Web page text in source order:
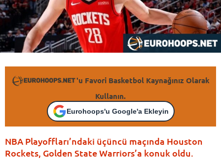
'u Favori Basketbol Kaynağınız Olarak
Kullanın.
Eurohoops'u Google'a Ekleyin
NBA Playoffları’ndaki üçüncü maçında Houston
Rockets, Golden State Warriors’a konuk oldu.